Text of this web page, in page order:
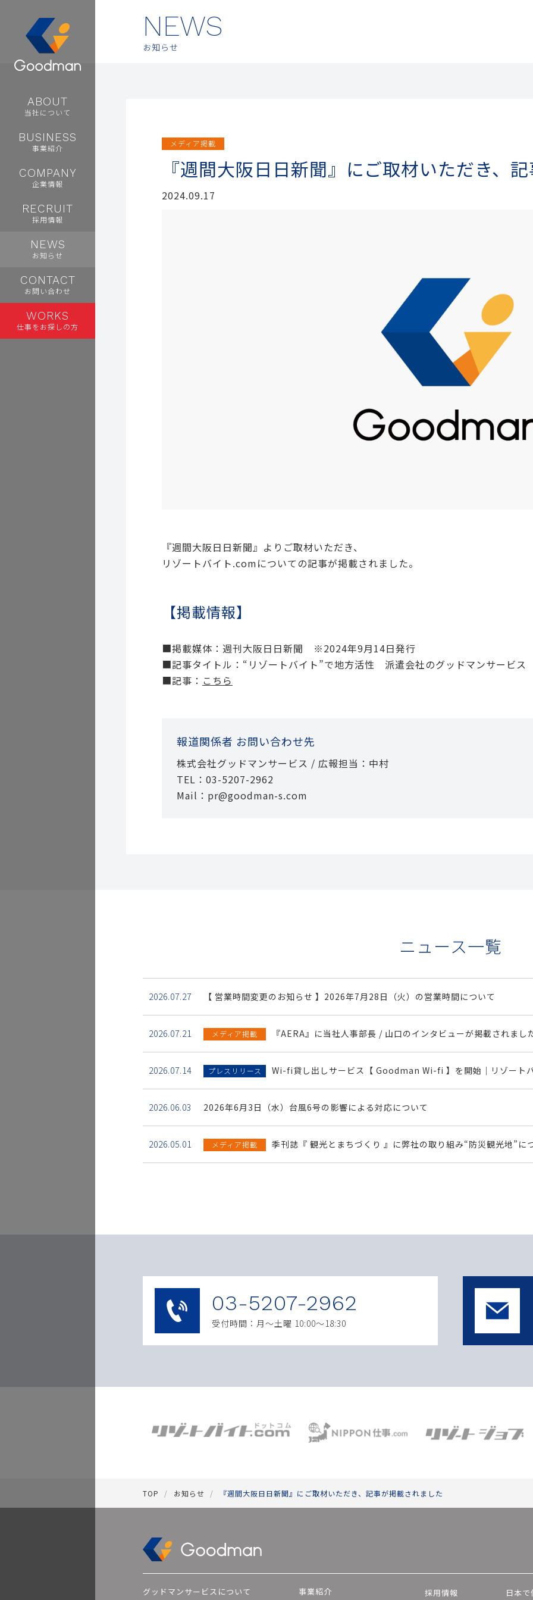
ABOUT
当社について
BUSINESS
事業紹介
COMPANY
企業情報
RECRUIT
採用情報
NEWS
お知らせ
CONTACT
お問い合わせ
WORKS
仕事をお探しの方
NEWS
お知らせ
メディア掲載
『週間大阪日日新聞』にご取材いただき、
2024.09.17
『週間大阪日日新聞』よりご取材いただき、
リゾートバイト.comについての記事が掲載されました。
【掲載情報】
■掲載媒体：週刊大阪日日新聞 ※2024年9月14日発行
■記事タイトル：“リゾートバイト”で地方活性 派遣会社のグッドマンサービ
■記事： こちら
報道関係者 お問い合わせ先
株式会社グッドマンサービス / 広報担当：中村
TEL：03-5207-2962
Mail：pr@goodman-s.com
ニュース一覧
2026.07.27 【 営業時間変更のお知らせ 】2026年7月28日（火）の営業時間について
2026.07.21 メディア掲載 『AERA』に当社人事部長 / 山口のインタビューが掲載されまし
2026.07.14 プレスリリース Wi-fi貸し出しサービス【 Goodman Wi-fi 】を開始｜リゾート
2026.06.03 2026年6月3日（水）台風6号の影響による対応について
2026.05.01 メディア掲載 季刊誌『 観光とまちづくり 』に弊社の取り組み“防災観光地”に
03-5207-2962
受付時間：月〜土曜 10:00～18:30
TOP お知らせ 『週間大阪日日新聞』にご取材いただき、記事が掲載されました
グッドマンサービスについて
事業紹介
採用情報 日本